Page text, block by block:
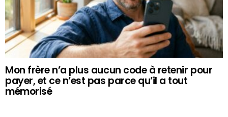
Mon frère n’a plus aucun code à retenir pour
payer, et ce n’est pas parce qu’il a tout
mémorisé